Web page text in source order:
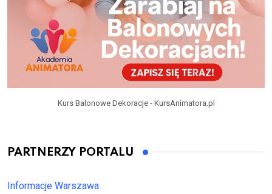
Kurs Balonowe Dekoracje - KursAnimatora.pl
PARTNERZY PORTALU
Informacje Warszawa